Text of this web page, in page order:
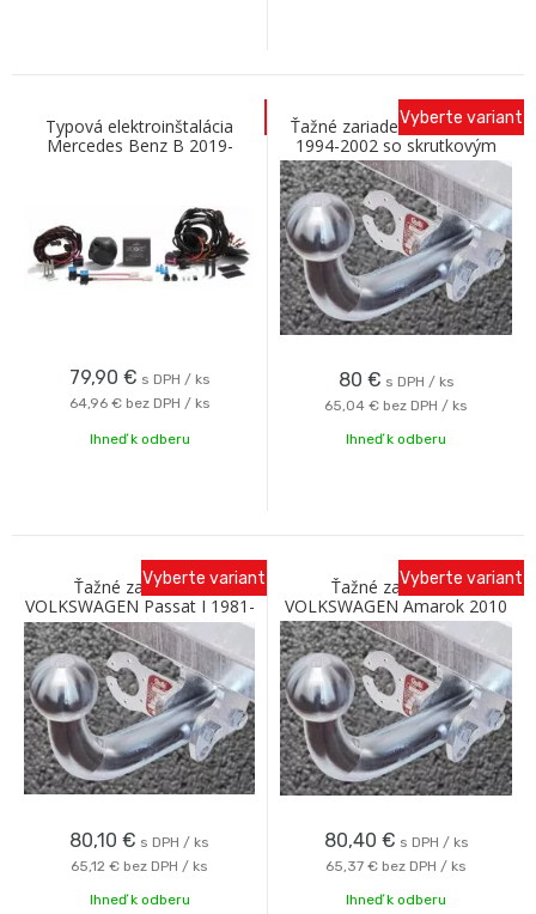
Typová elektroinštalácia
Mercedes Benz B 2019-
79,90 € s DPH / ks
64,96 € bez DPH / ks
Ihneď k odberu
Ťažné zariadenie KIA Besta
1994-2002 so skrutkovým
odnímaním A Galia
80 € s DPH / ks
65,04 € bez DPH / ks
Vyberte variant
Ihneď k odberu
Ťažné zariadenie
VOLKSWAGEN Passat I 1981-
1985 so skrutkovým
odnímaním A Galia
80,10 € s DPH / ks
65,12 € bez DPH / ks
Vyberte variant
Ihneď k odberu
Ťažné zariadenie
VOLKSWAGEN Amarok 2010
so skrutkovým odnímaním A
Galia
80,40 € s DPH / ks
65,37 € bez DPH / ks
Vyberte variant
Ihneď k odberu